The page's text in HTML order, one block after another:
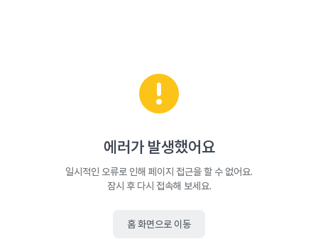
에러가 발생했어요
일시적인 오류로 인해 페이지 접근을 할 수 없어요.
잠시 후 다시 접속해 보세요.
홈 화면으로 이동